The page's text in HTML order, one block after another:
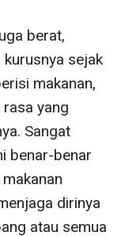
kepedulian
tangan di
peduli..
di sini sudah